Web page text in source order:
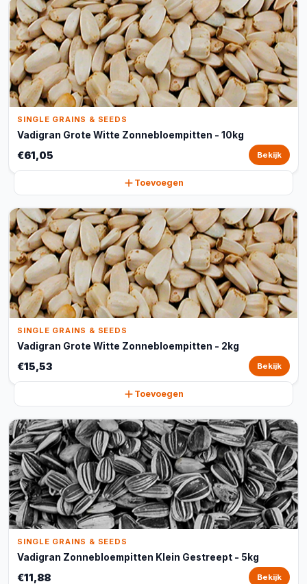
SINGLE GRAINS & SEEDS
Vadigran Grote Witte Zonnebloempitten - 10kg
€61,05 Bekijk
Toevoegen
SINGLE GRAINS & SEEDS
Vadigran Grote Witte Zonnebloempitten - 2kg
€15,53 Bekijk
Toevoegen
SINGLE GRAINS & SEEDS
Vadigran Zonnebloempitten Klein Gestreept - 5kg
€11,88 Bekijk